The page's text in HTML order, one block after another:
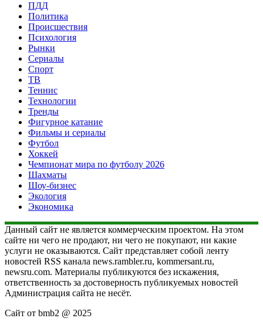
ПДД
Политика
Происшествия
Психология
Рынки
Сериалы
Спорт
ТВ
Теннис
Технологии
Тренды
Фигурное катание
Фильмы и сериалы
Футбол
Хоккей
Чемпионат мира по футболу 2026
Шахматы
Шоу-бизнес
Экология
Экономика
Данный сайт не является коммерческим проектом. На этом
сайте ни чего не продают, ни чего не покупают, ни какие
услуги не оказываются. Сайт представляет собой ленту
новостей RSS канала news.rambler.ru, kommersant.ru,
newsru.com. Материалы публикуются без искажения,
ответственность за достоверность публикуемых новостей
Администрация сайта не несёт.
Сайт от bmb2 @ 2025